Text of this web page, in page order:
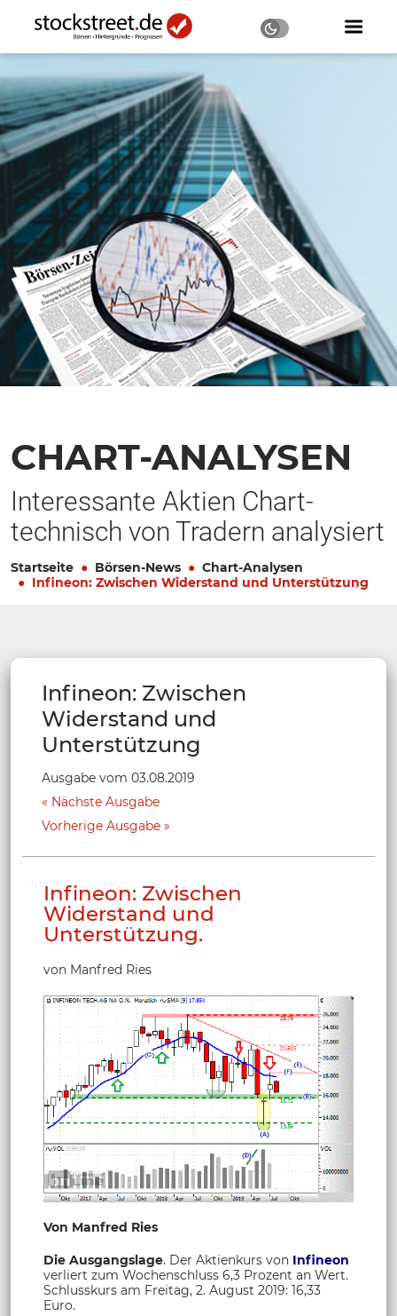
CHART-ANALYSEN
Interessante Aktien Chart-
technisch von Tradern analysiert
Startseite Börsen-News
Chart-Analysen
Infineon: Zwischen Widerstand und Unterstützung
Infineon: Zwischen
Widerstand und
Unterstützung
Ausgabe vom 03.08.2019
Nächste Ausgabe
Vorherige Ausgabe
Infineon: Zwischen
Widerstand und
Unterstützung.
von Manfred Ries
Von Manfred Ries
Die Ausgangslage. Der Aktienkurs von Infineon
verliert zum Wochenschluss 6,3 Prozent an Wert.
Schlusskurs am Freitag, 2. August 2019: 16,33
Euro.